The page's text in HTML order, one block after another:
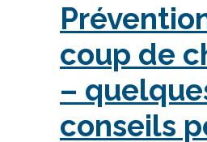
coup de
–
conseils